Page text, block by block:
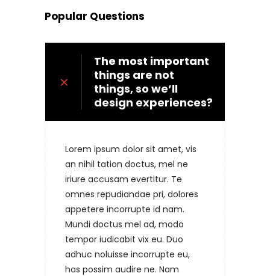
Popular Questions
The most important
things are not
things, so we’ll
design experiences?
Lorem ipsum dolor sit amet, vis
an nihil tation doctus, mel ne
iriure accusam evertitur. Te
omnes repudiandae pri, dolores
appetere incorrupte id nam.
Mundi doctus mel ad, modo
tempor iudicabit vix eu. Duo
adhuc noluisse incorrupte eu,
has possim audire ne. Nam